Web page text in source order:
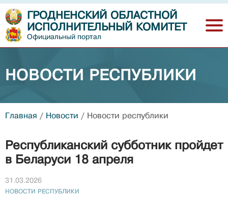
ГРОДНЕНСКИЙ ОБЛАСТНОЙ
ИСПОЛНИТЕЛЬНЫЙ КОМИТЕТ
Официальный портал
НОВОСТИ РЕСПУБЛИКИ
Главная / Новости / Новости республики
Республиканский субботник пройдет
в Беларуси 18 апреля
31.03.2026
НОВОСТИ РЕСПУБЛИКИ